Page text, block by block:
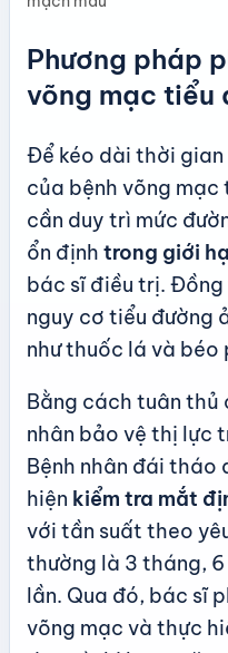
Phương pháp
võng mạc tiểu
Để kéo dài thời
của bệnh võng mạc
cần duy trì mức
ổn định trong giới
bác sĩ điều trị.
nguy cơ tiểu đường
như thuốc lá và
Bằng cách tuân thủ
nhân bảo vệ thị lực
Bệnh nhân đái tháo
hiện kiểm tra mắt
với tần suất theo
thường là 3 tháng,
lần. Qua đó, bác sĩ
võng mạc và thực